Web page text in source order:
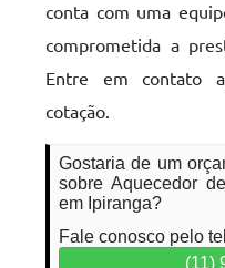
conta com uma
comprometida a
Entre em contato
cotação.
Gostaria de um
sobre Aquecedor
em Ipiranga?
Fale conosco pelo
(11)